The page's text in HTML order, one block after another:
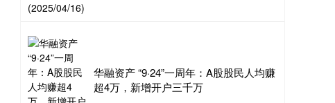
华融资产 “9·24”一周年：A股股民人均赚
超4万，新增开户三千万